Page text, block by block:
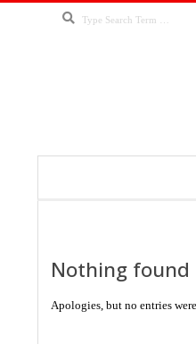
Search
Nothing found
Apologies, but no entries